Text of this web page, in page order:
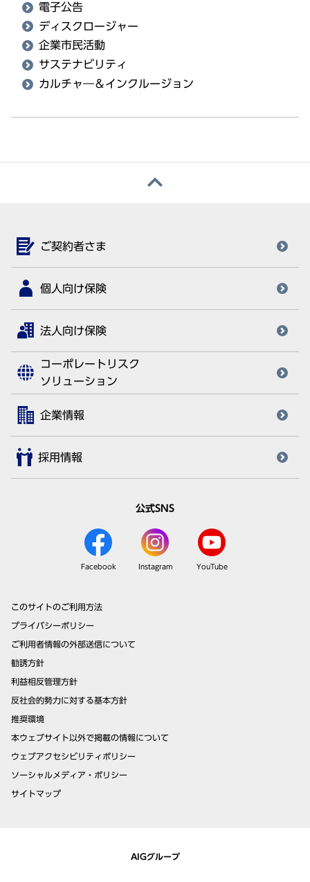
電子公告
ディスクロージャー
企業市民活動
サステナビリティ
カルチャ―＆インクルージョン
ご契約者さま
個人向け保険
法人向け保険
コーポレートリスク
ソリューション
企業情報
採用情報
公式SNS
Facebook Instagram YouTube
このサイトのご利用方法
プライバシーポリシー
ご利用者情報の外部送信について
勧誘方針
利益相反管理方針
反社会的勢力に対する基本方針
推奨環境
本ウェブサイト以外で掲載の情報について
ウェブアクセシビリティポリシー
ソーシャルメディア・ポリシー
サイトマップ
AIGグループ